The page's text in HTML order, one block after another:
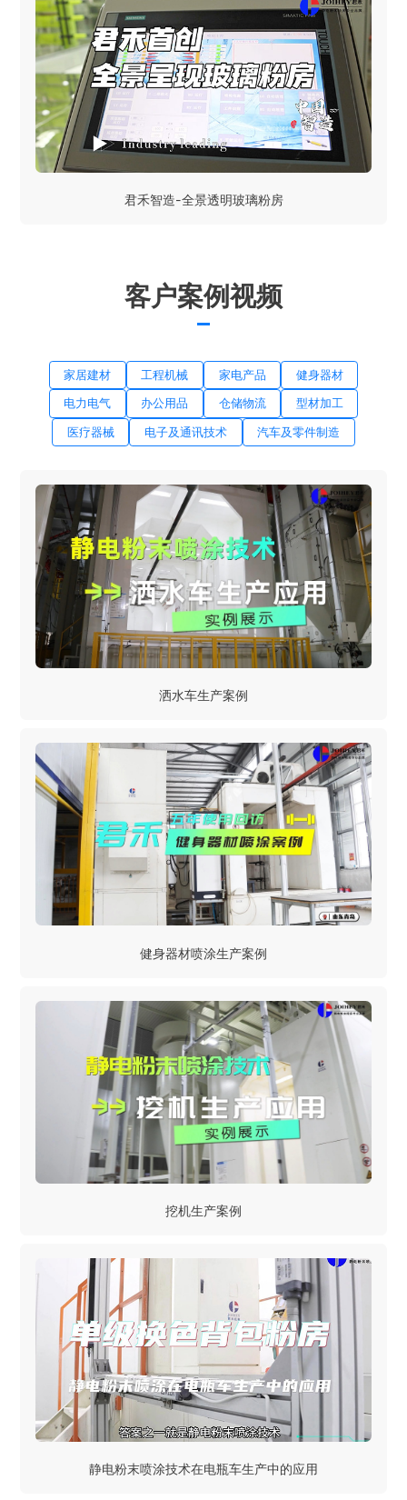
君禾智造-全景透明玻璃粉房
客户案例视频
家居建材 工程机械 家电产品
健身器材
电力电气
办公用品 仓储物流
型材加工
医疗器械
电子及通讯技术 汽车及零件制造
洒水车生产案例
健身器材喷涂生产案例
挖机生产案例
静电粉末喷涂技术在电瓶车生产中的应用